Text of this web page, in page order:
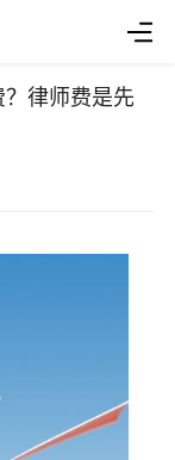
律师费是先